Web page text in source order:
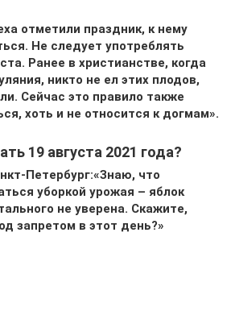
отметили праздник, к нему
Не следует употреблять
Ранее в христианстве, когда
никто не ел этих плодов,
Сейчас это правило также
хоть и не относится к догмам».
19 августа 2021 года?
Петербург:«Знаю, что
уборкой урожая – яблок
не уверена. Скажите,
запретом в этот день?»